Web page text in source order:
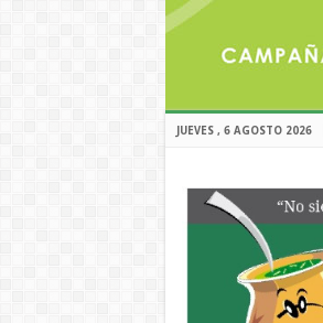
JUEVES , 6 AGOSTO 2026